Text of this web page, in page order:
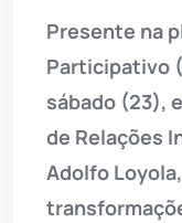
Presente na
Participativo
sábado (23),
de Relações
Adolfo